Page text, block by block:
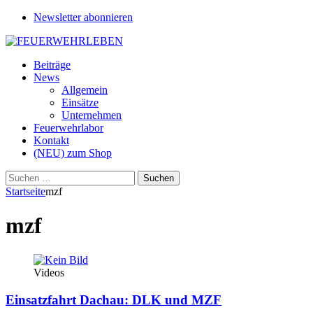
Newsletter abonnieren
Beiträge
News
Allgemein
Einsätze
Unternehmen
Feuerwehrlabor
Kontakt
(NEU) zum Shop
Suchen
nach:
Startseitemzf
mzf
Videos
Einsatzfahrt Dachau: DLK und MZF